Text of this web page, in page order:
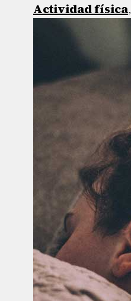
Actividad física,